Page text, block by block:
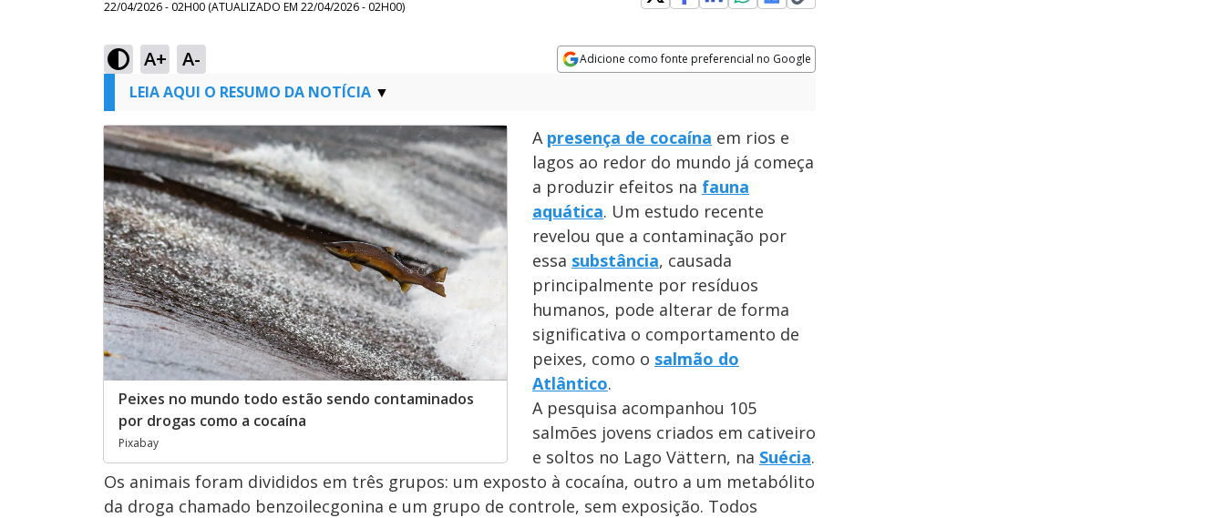
22/04/2026 - 02H00 (ATUALIZADO EM 22/04/2026 - 02H00)
A+ A- Adicione como fonte preferencial no Google
LEIA AQUI O RESUMO DA NOTÍCIA
Peixes no mundo todo estão sendo contaminados
por drogas como a cocaína
Pixabay
A presença de cocaína em rios e
lagos ao redor do mundo já começa
a produzir efeitos na fauna
aquática. Um estudo recente
revelou que a contaminação por
essa substância, causada
principalmente por resíduos
humanos, pode alterar de forma
significativa o comportamento de
peixes, como o salmão do
Atlântico.
A pesquisa acompanhou 105
salmões jovens criados em cativeiro
e soltos no Lago Vättern, na Suécia.
Os animais foram divididos em três grupos: um exposto à cocaína, outro a um metabólito
da droga chamado benzoilecgonina e um grupo de controle, sem exposição. Todos